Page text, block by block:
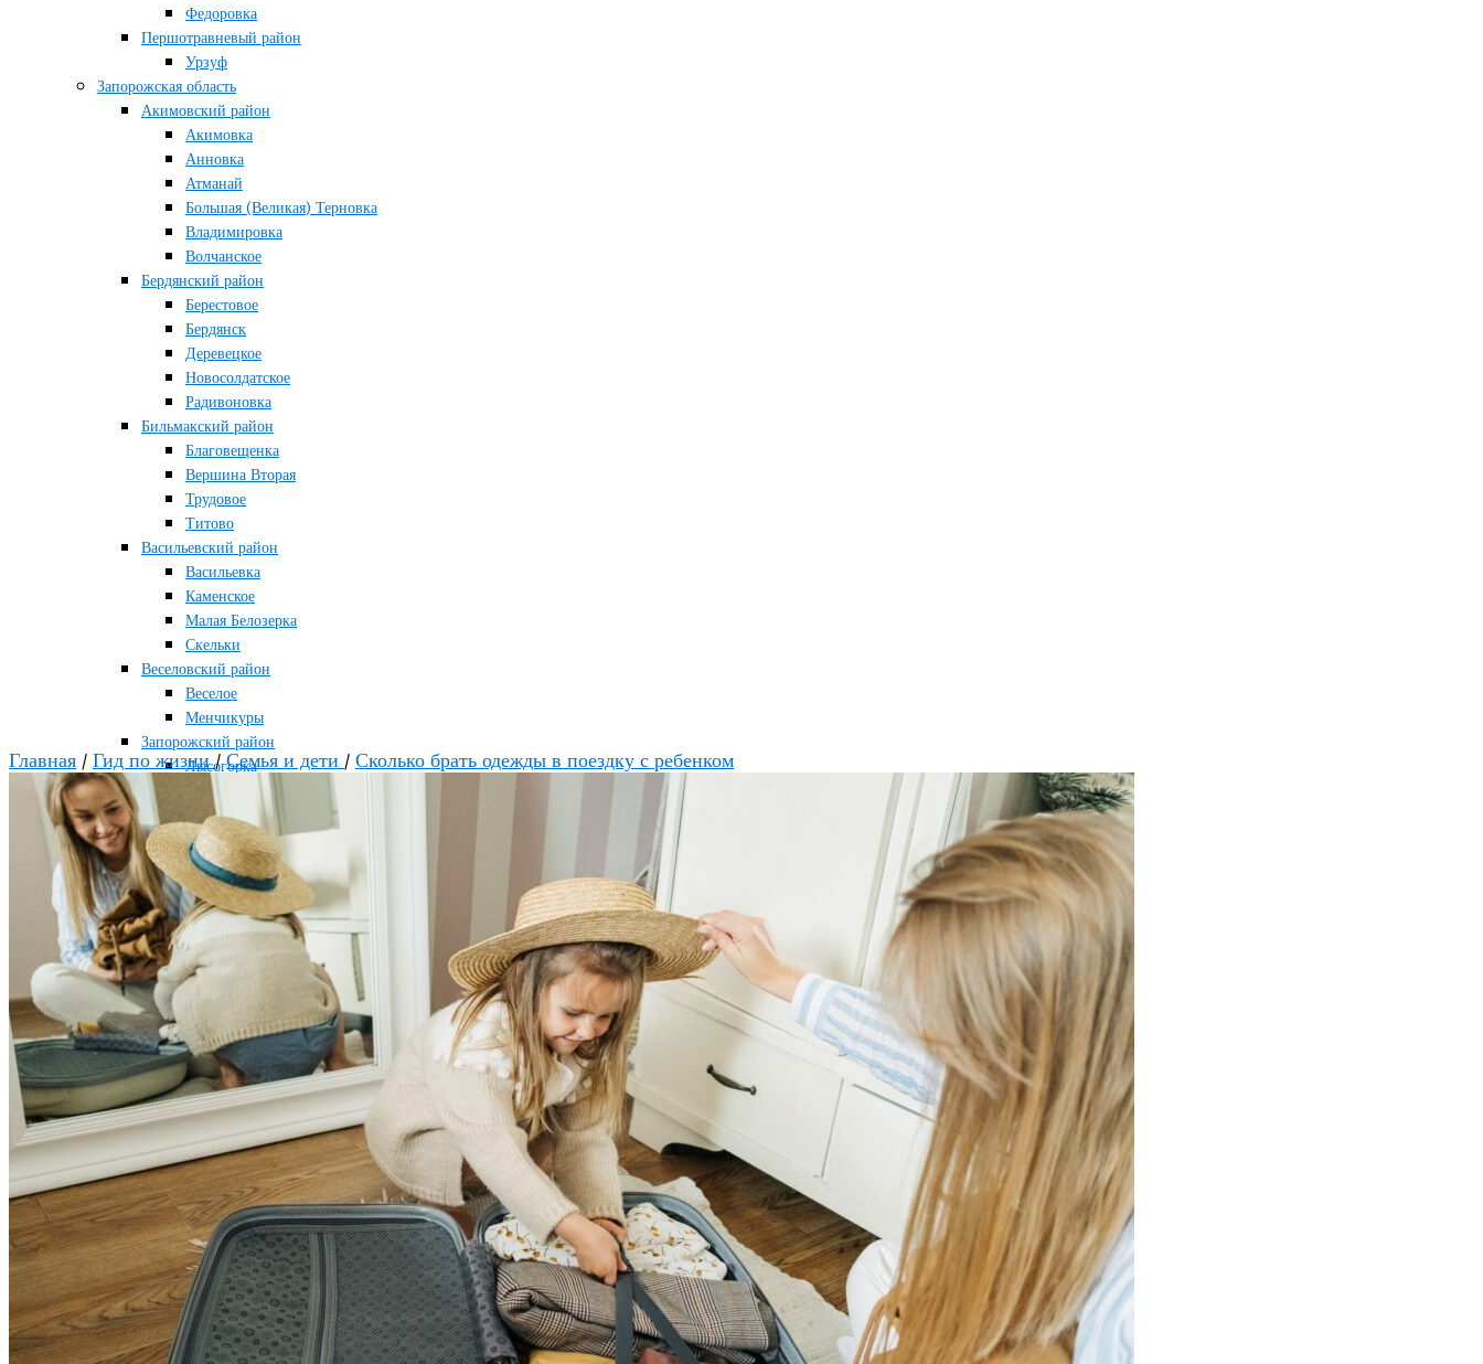
Федоровка
Першотравневый район
Урзуф
Запорожская область
Акимовский район
Акимовка
Анновка
Атманай
Большая (Великая) Терновка
Владимировка
Волчанское
Бердянский район
Берестовое
Бердянск
Деревецкое
Новосолдатское
Радивоновка
Бильмакский район
Благовещенка
Вершина Вторая
Трудовое
Титово
Васильевский район
Васильевка
Каменское
Малая Белозерка
Скельки
Веселовский район
Веселое
Менчикуры
Запорожский район
Лысогорка
Каменско-Днепровский район
Большая Знаменка
Каменка-Днепровская
Мелитопольский район
Астраханка
Высокое
Заречное
Константиновка
Мелитополь
Новопилиповка
Орлово
Светлодолинское
Спасское
Старобогдановка
Терпенье
Тихоновка
Михайловский район
Братское
Зразковое
Марьяновка
Плодородное
Новониколаевский район
Новосоленое
Главная / Гид по жизни/ Семья и дети / Сколько брать одежды в поездку с ребенком